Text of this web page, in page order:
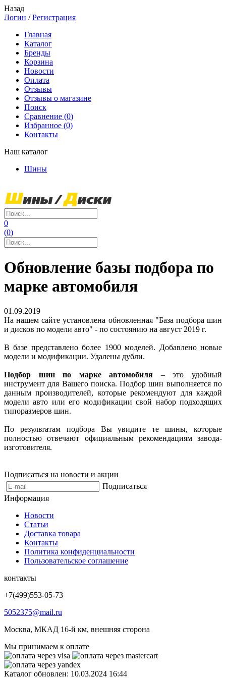
Назад
Логин /Регистрация
Главная
Каталог
Бренды
Корзина
Новости
Оплата
Отзывы
Отзывы о магазине
Поиск
Сравнение (0)
Избранное (0)
Контакты
Наш каталог
Шины
0
(0)
Обновление базы подбора по
марке автомобиля
01.09.2019
На нашем сайте установлена обновленная "База подбора шин
и дисков по модели авто" - по состоянию на август 2019 г.
В базе представлено более 1900 моделей. Добавлено новые
модели и модификации. Удалены дубли.
Подбор шин по марке автомобиля – это удобный
инструмент для Вашего поиска. Подбор шин выполняется по
данным производителей, которые рекомендуют для каждой
модели авто или его модификации свой набор подходящих
типоразмеров шин.
По результатам подбора Вы увидите те шины, которые
полностью отвечают официальным рекомендациям завода-
изготовителя.
Подписаться на новости и акции
Подписаться
Информация
Новости
Статьи
Доставка товара
Контакты
Политика конфиденциальности
Пользовательское соглашение
контакты
+7(499)553-05-73
5052375@mail.ru
Москва, МКАД 16-й км, внешняя сторона
Мы принимаем к оплате
Каталог обновлен: 10.03.2024 16:44